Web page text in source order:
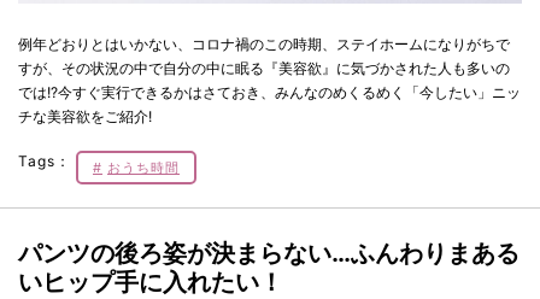
例年どおりとはいかない、コロナ禍のこの時期、ステイホームになりがちで
すが、その状況の中で自分の中に眠る『美容欲』に気づかされた人も多いの
では!?今すぐ実行できるかはさておき、みんなのめくるめく「今したい」ニッ
チな美容欲をご紹介!
Tags： おうち時間
パンツの後ろ姿が決まらない…ふんわりまある
いヒップ手に入れたい！